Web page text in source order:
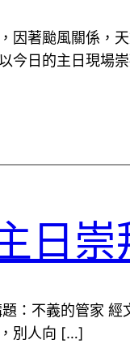
因著颱風關係，
今日的主日現場
日
：不義的管家 經
，別人向 […]